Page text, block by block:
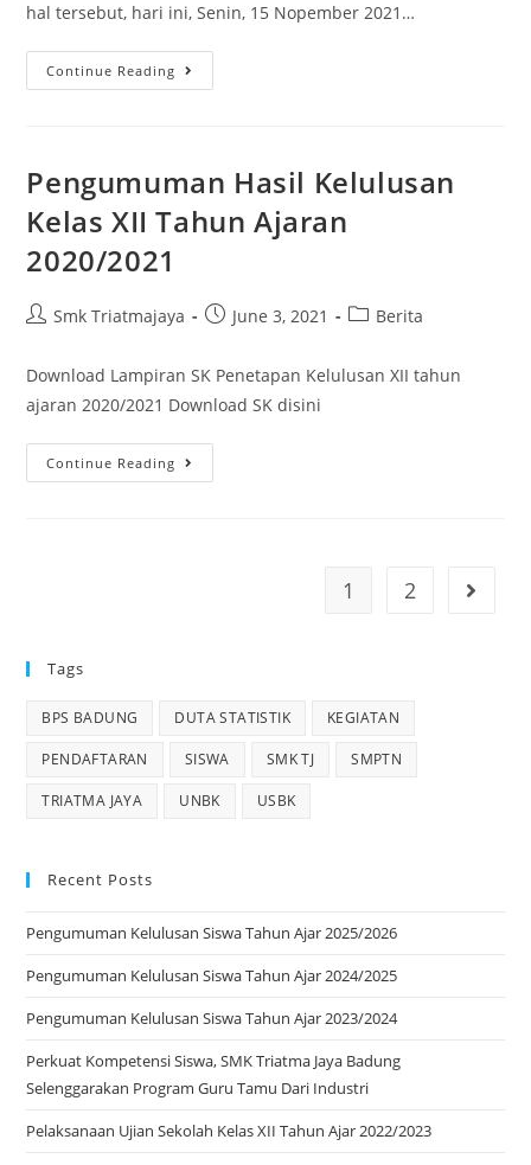
hal tersebut, hari ini, Senin, 15 Nopember 2021…
Continue Reading
Pengumuman Hasil Kelulusan
Kelas XII Tahun Ajaran
2020/2021
Smk Triatmajaya June 3, 2021 Berita
Download Lampiran SK Penetapan Kelulusan XII tahun
ajaran 2020/2021 Download SK disini
Continue Reading
1 2
Tags
BPS BADUNG DUTA STATISTIK KEGIATAN
PENDAFTARAN SISWA SMK TJ SMPTN
TRIATMA JAYA UNBK USBK
Recent Posts
Pengumuman Kelulusan Siswa Tahun Ajar 2025/2026
Pengumuman Kelulusan Siswa Tahun Ajar 2024/2025
Pengumuman Kelulusan Siswa Tahun Ajar 2023/2024
Perkuat Kompetensi Siswa, SMK Triatma Jaya Badung
Selenggarakan Program Guru Tamu Dari Industri
Pelaksanaan Ujian Sekolah Kelas XII Tahun Ajar 2022/2023